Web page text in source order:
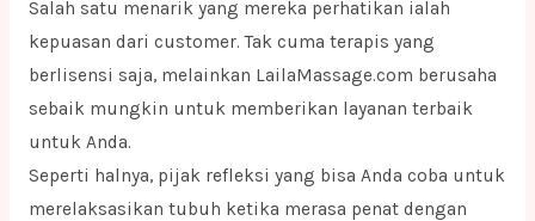
Salah satu menarik yang mereka perhatikan ialah
kepuasan dari customer. Tak cuma terapis yang
berlisensi saja, melainkan LailaMassage.com berusaha
sebaik mungkin untuk memberikan layanan terbaik
untuk Anda.
Seperti halnya, pijak refleksi yang bisa Anda coba untuk
merelaksasikan tubuh ketika merasa penat dengan